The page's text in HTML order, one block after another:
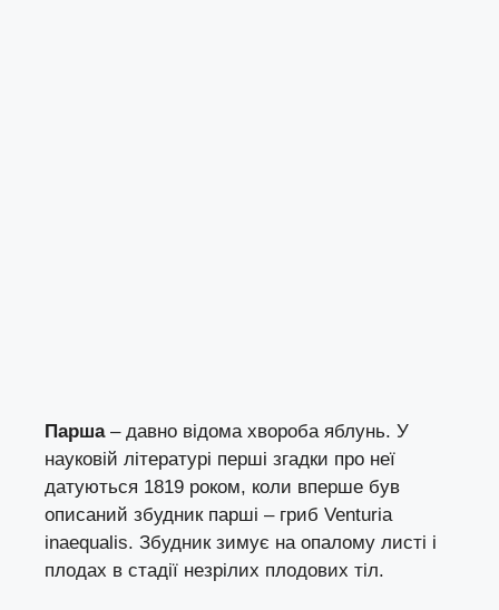
Парша– давно відома хвороба яблунь. У
науковій літературі перші згадки про неї
датуються 1819 роком, коли вперше був
описаний збудник парші – гриб Venturia
inaequalis. Збудник зимує на опалому листі і
плодах в стадії незрілих плодових тіл.